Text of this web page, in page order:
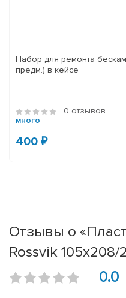
Набор для ремонта
предм.) в кейсе
0 отзывов
много
400 ₽
Отзывы о
Rossvik 105х208/
0.0